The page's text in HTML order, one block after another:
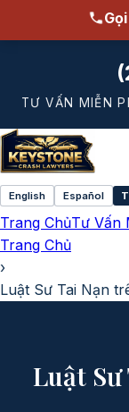
TƯ VẤN MIỄN
Select
language
English Español
Trang ChủTư Vấn
Trang Chủ
›
Luật Sư Tai Nạn
Luật